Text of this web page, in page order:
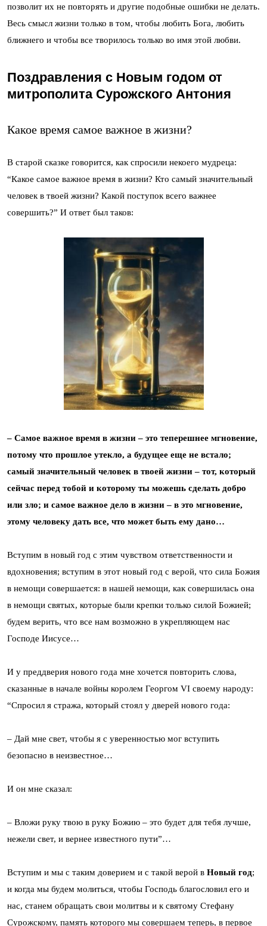
позволит их не повторять и другие подобные ошибки не делать.
Весь смысл жизни только в том, чтобы любить Бога, любить
ближнего и чтобы все творилось только во имя этой любви.
Поздравления с Новым годом от
митрополита Сурожского Антония
Какое время самое важное в жизни?
В старой сказке говорится, как спросили некоего мудреца:
“Какое самое важное время в жизни? Кто самый значительный
человек в твоей жизни? Какой поступок всего важнее
совершить?” И ответ был таков:
– Самое важное время в жизни – это теперешнее мгновение,
потому что прошлое утекло, а будущее еще не встало;
самый значительный человек в твоей жизни – тот, который
сейчас перед тобой и которому ты можешь сделать добро
или зло; и самое важное дело в жизни – в это мгновение,
этому человеку дать все, что может быть ему дано…
Вступим в новый год с этим чувством ответственности и
вдохновения; вступим в этот новый год с верой, что сила Божия
в немощи совершается: в нашей немощи, как совершилась она
в немощи святых, которые были крепки только силой Божией;
будем верить, что все нам возможно в укрепляющем нас
Господе Иисусе…
И у преддверия нового года мне хочется повторить слова,
сказанные в начале войны королем Георгом VI своему народу:
“Спросил я стража, который стоял у дверей нового года:
– Дай мне свет, чтобы я с уверенностью мог вступить
безопасно в неизвестное…
И он мне сказал:
– Вложи руку твою в руку Божию – это будет для тебя лучше,
нежели свет, и вернее известного пути”…
Вступим и мы с таким доверием и с такой верой в Новый год;
и когда мы будем молиться, чтобы Господь благословил его и
нас, станем обращать свои молитвы и к святому Стефану
Сурожскому, память которого мы совершаем теперь, в первое